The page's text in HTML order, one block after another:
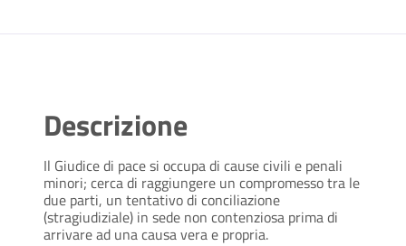
Descrizione
Il Giudice di pace si occupa di cause civili e penali
minori; cerca di raggiungere un compromesso tra le
due parti, un tentativo di conciliazione
(stragiudiziale) in sede non contenziosa prima di
arrivare ad una causa vera e propria.